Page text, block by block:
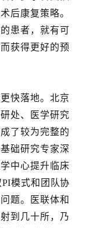
后康复策略。
患者，就有可
获得更好的预
快落地。北京
处、医学研究
了较为完整的
础研究专家深
中心提升临床
模式和团队协
题。医联体和
到几十所，乃